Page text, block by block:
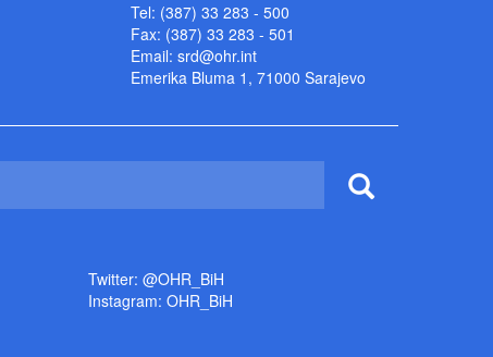
Tel: (387) 33 283 - 500
Fax: (387) 33 283 - 501
Email: srd@ohr.int
Emerika Bluma 1, 71000 Sarajevo
Twitter: @OHR_BiH
Instagram: OHR_BiH